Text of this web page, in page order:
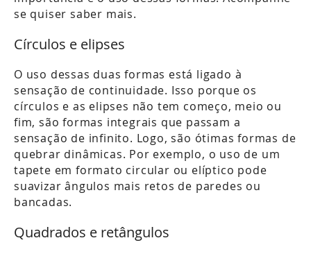
se quiser saber mais.
Círculos e elipses
O uso dessas duas formas está ligado à
sensação de continuidade. Isso porque os
círculos e as elipses não tem começo, meio ou
fim, são formas integrais que passam a
sensação de infinito. Logo, são ótimas formas de
quebrar dinâmicas. Por exemplo, o uso de um
tapete em formato circular ou elíptico pode
suavizar ângulos mais retos de paredes ou
bancadas.
Quadrados e retângulos